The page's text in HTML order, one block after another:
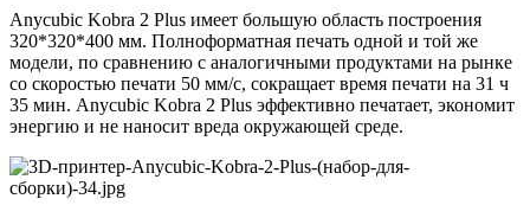
Anycubic Kobra 2 Plus имеет большую область построения
320*320*400 мм. Полноформатная печать одной и той же
модели, по сравнению с аналогичными продуктами на рынке
со скоростью печати 50 мм/с, сокращает время печати на 31 ч
35 мин. Anycubic Kobra 2 Plus эффективно печатает, экономит
энергию и не наносит вреда окружающей среде.